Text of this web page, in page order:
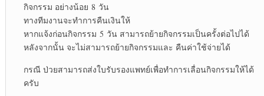
กิจกรรม อย่างน้อย 8 วัน
ทางทีมงานจะทำการคืนเงินให้
หากแจ้งก่อนกิจกรรม 5 วัน สามารถย้ายกิจกรรมเป็นครั้งต่อไปได้
หลังจากนั้น จะไม่สามารถย้ายกิจกรรมและ คืนค่าใช้จ่ายได้
กรณี ป่วยสามารถส่งใบรับรองแพทย์เพื่อทำการเลื่อนกิจกรรมให้ได้
ครับ